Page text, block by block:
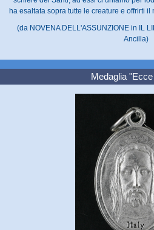
ha esaltata sopra tutte le creature e offrirti il
(da NOVENA DELL'ASSUNZIONE in IL
Ancilla)
Medaglia